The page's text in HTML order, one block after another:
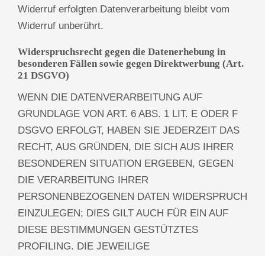
Widerruf erfolgten Datenverarbeitung bleibt vom
Widerruf unberührt.
Widerspruchsrecht gegen die Datenerhebung in
besonderen Fällen sowie gegen Direktwerbung (Art.
21 DSGVO)
WENN DIE DATENVERARBEITUNG AUF
GRUNDLAGE VON ART. 6 ABS. 1 LIT. E ODER F
DSGVO ERFOLGT, HABEN SIE JEDERZEIT DAS
RECHT, AUS GRÜNDEN, DIE SICH AUS IHRER
BESONDEREN SITUATION ERGEBEN, GEGEN
DIE VERARBEITUNG IHRER
PERSONENBEZOGENEN DATEN WIDERSPRUCH
EINZULEGEN; DIES GILT AUCH FÜR EIN AUF
DIESE BESTIMMUNGEN GESTÜTZTES
PROFILING. DIE JEWEILIGE